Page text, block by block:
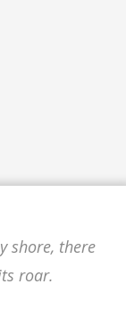
shore, there
roar.